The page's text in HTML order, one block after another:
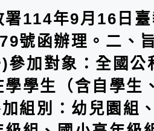
署114年9月16日
號函辦理。二、
參加對象：全國公
學學生（含自學生
組別：幼兒園組